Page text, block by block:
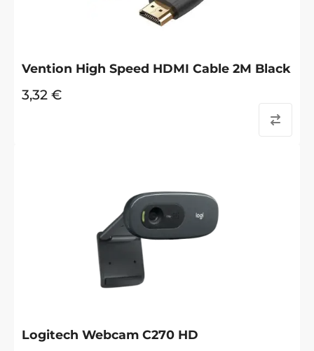
Vention High Speed HDMI Cable 2M Black
3,32 €
Logitech Webcam C270 HD